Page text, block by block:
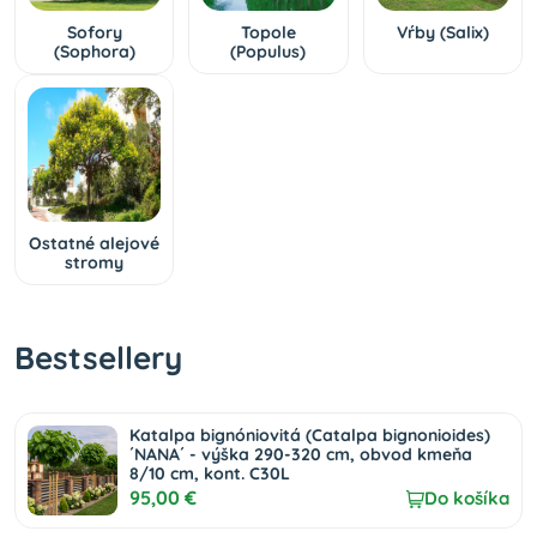
Sofory
(Sophora)
Topole
(Populus)
Vŕby (Salix)
Ostatné alejové
stromy
Bestsellery
Katalpa bignóniovitá (Catalpa bignonioides)
´NANA´ - výška 290-320 cm, obvod kmeňa
8/10 cm, kont. C30L
95,00 € Do košíka